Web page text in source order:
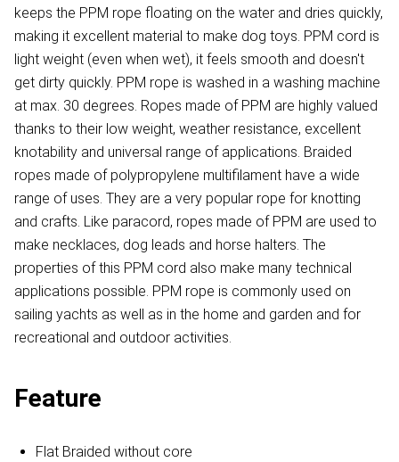
keeps the PPM rope floating on the water and dries quickly,
making it excellent material to make dog toys. PPM cord is
light weight (even when wet), it feels smooth and doesn't
get dirty quickly. PPM rope is washed in a washing machine
at max. 30 degrees. Ropes made of PPM are highly valued
thanks to their low weight, weather resistance, excellent
knotability and universal range of applications. Braided
ropes made of polypropylene multifilament have a wide
range of uses. They are a very popular rope for knotting
and crafts. Like paracord, ropes made of PPM are used to
make necklaces, dog leads and horse halters. The
properties of this PPM cord also make many technical
applications possible. PPM rope is commonly used on
sailing yachts as well as in the home and garden and for
recreational and outdoor activities.
Feature
Flat Braided without core